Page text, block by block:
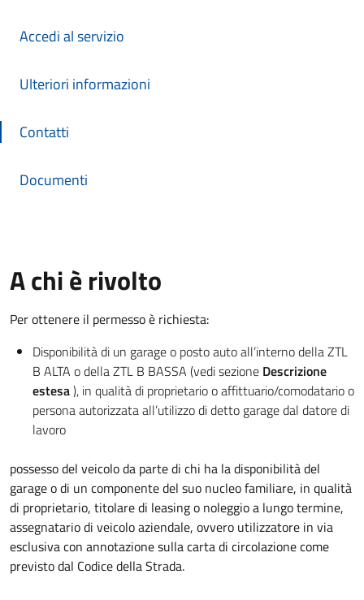
Accedi al servizio
Ulteriori informazioni
Contatti
Documenti
A chi è rivolto
Per ottenere il permesso è richiesta:
Disponibilità di un garage o posto auto all’interno della ZTL
B ALTA o della ZTL B BASSA (vedi sezione Descrizione
estesa), in qualità di proprietario o affittuario/comodatario o
persona autorizzata all’utilizzo di detto garage dal datore di
lavoro
possesso del veicolo da parte di chi ha la disponibilità del
garage o di un componente del suo nucleo familiare, in qualità
di proprietario, titolare di leasing o noleggio a lungo termine,
assegnatario di veicolo aziendale, ovvero utilizzatore in via
esclusiva con annotazione sulla carta di circolazione come
previsto dal Codice della Strada.